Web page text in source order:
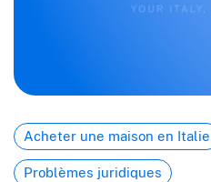
Acheter une maison en Italie
Problèmes juridiques